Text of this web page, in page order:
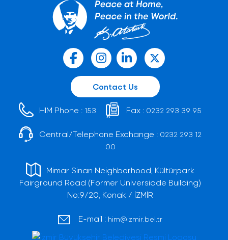
Contact Us
HIM Phone : 153 Fax : 0232 293 39 95
Central/Telephone Exchange : 0232 293 12
00
Mimar Sinan Neighborhood, Kültürpark
Fairground Road (Former Universiade Building)
No:9/20, Konak / İZMİR
E-mail : him@izmir.bel.tr